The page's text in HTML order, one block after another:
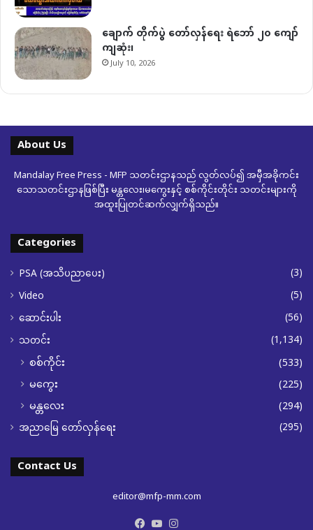
ချောက် တိုက်ပွဲ တော်လှန်ရေး ရဲဘော် ၂၀ ကျော်
ကျဆုံး၊
July 10, 2026
About Us
Mandalay Free Press - MFP သတင်းဌာနသည် လွတ်လပ်၍ အမှီအခိုကင်း
သောသတင်းဌာနဖြစ်ပြီး မန္တလေး၊မကွေးနှင့် စစ်ကိုင်းတိုင်း သတင်းများကို
အထူးပြုတင်ဆက်လျှက်ရှိသည်။
Categories
PSA (အသိပညာပေး)
(3)
Video
(5)
ဆောင်းပါး
(56)
သတင်း
(1,134)
စစ်ကိုင်း
(533)
မကွေး
(225)
မန္တလေး
(294)
အညာမြေ တော်လှန်ရေး (295)
Contact Us
editor@mfp-mm.com
Facebook
YouTube